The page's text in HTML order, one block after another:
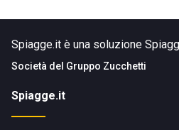
Spiagge.it è una soluzione
Società del Gruppo Zucchetti
Spiagge.it